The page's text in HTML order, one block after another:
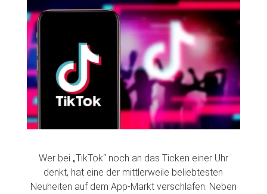
Wer bei „TikTok“ noch an das Ticken einer Uhr
denkt, hat eine der mittlerweile beliebtesten
Neuheiten auf dem App-Markt verschlafen. Neben